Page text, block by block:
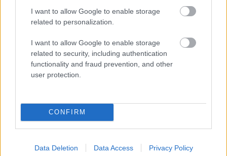
I want to allow Google to enable storage
related to personalization.
I want to allow Google to enable storage
related to security, including authentication
functionality and fraud prevention, and other
user protection.
CONFIRM
Data Deletion Data Access Privacy Policy
Erre számíthatsz a poszt-covid19 világban, ha
munkáról van szó